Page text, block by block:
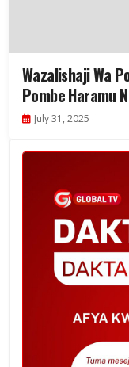
Wazalishaji Wa
Pombe Haramu
July 31, 2025